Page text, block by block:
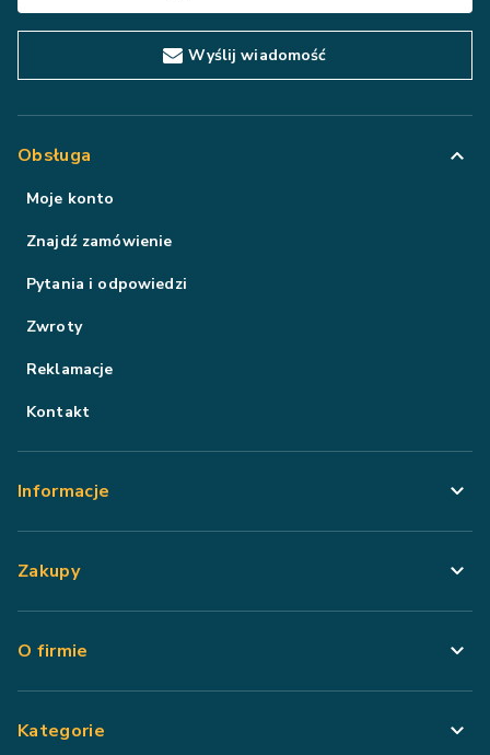
Wyślij wiadomość
Obsługa
Moje konto
Znajdź zamówienie
Pytania i odpowiedzi
Zwroty
Reklamacje
Kontakt
Informacje
Zakupy
O firmie
Kategorie